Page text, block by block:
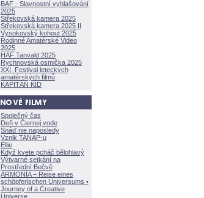
BAF - Slavnostní vyhlašování
2025
Střekovská kamera 2025
Střekovská kamera 2025 II
Vysokovský kohout 2025
Rodinné Amatérské Video
2025
HAF Tanvald 2025
Rychnovská osmička 2025
XXI. Festival leteckých
amatérských filmů
KAPITÁN KID
Společný čas
Deň v Čiernej vode
Snáď nie naposledy
Vznik TANAP-u
Ellie
Když kvete pcháč bělohlavý
Výtvarné setkání na
Prostřední Bečvě
ARMONÍA – Reise eines
schöpferischen Universums •
Journey of a Creative
Universe